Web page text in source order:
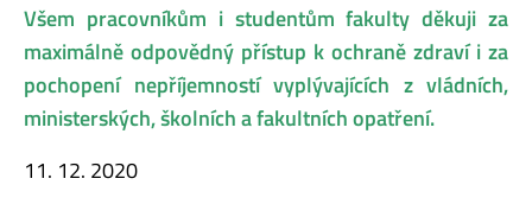
Všem pracovníkům i studentům fakulty děkuji za
maximálně odpovědný přístup k ochraně zdraví i za
pochopení nepříjemností vyplývajících z vládních,
ministerských, školních a fakultních opatření.
11. 12. 2020